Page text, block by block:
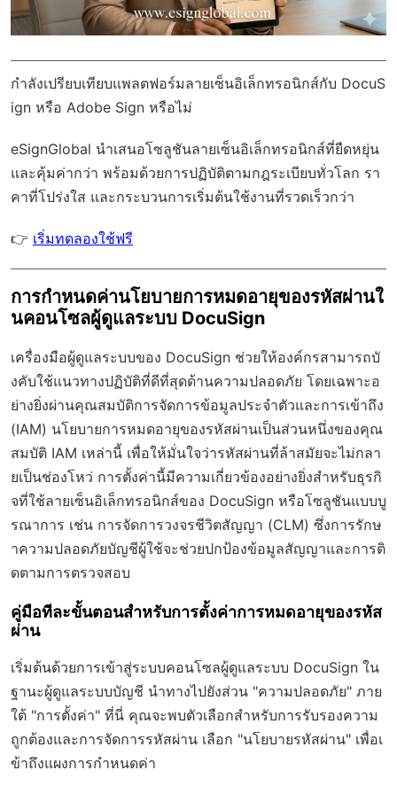
กำลังเปรียบเทียบแพลตฟอร์มลายเซ็นอิเล็กทรอนิกส์กับ DocuS
ign หรือ Adobe Sign หรือไม่
eSignGlobal นำเสนอโซลูชันลายเซ็นอิเล็กทรอนิกส์ที่ยืดหยุ่น
และคุ้มค่ากว่า พร้อมด้วยการปฏิบัติตามกฎระเบียบทั่วโลก รา
คาที่โปร่งใส และกระบวนการเริ่มต้นใช้งานที่รวดเร็วกว่า
👉 เริ่มทดลองใช้ฟรี
การกำหนดค่านโยบายการหมดอายุของรหัสผ่านใ
นคอนโซลผู้ดูแลระบบ DocuSign
เครื่องมือผู้ดูแลระบบของ DocuSign ช่วยให้องค์กรสามารถบั
งคับใช้แนวทางปฏิบัติที่ดีที่สุดด้านความปลอดภัย โดยเฉพาะอ
ย่างยิ่งผ่านคุณสมบัติการจัดการข้อมูลประจำตัวและการเข้าถึง
(IAM) นโยบายการหมดอายุของรหัสผ่านเป็นส่วนหนึ่งของคุณ
สมบัติ IAM เหล่านี้ เพื่อให้มั่นใจว่ารหัสผ่านที่ล้าสมัยจะไม่กลา
ยเป็นช่องโหว่ การตั้งค่านี้มีความเกี่ยวข้องอย่างยิ่งสำหรับธุรกิ
จที่ใช้ลายเซ็นอิเล็กทรอนิกส์ของ DocuSign หรือโซลูชันแบบบู
รณาการ เช่น การจัดการวงจรชีวิตสัญญา (CLM) ซึ่งการรักษ
าความปลอดภัยบัญชีผู้ใช้จะช่วยปกป้องข้อมูลสัญญาและการติ
ดตามการตรวจสอบ
คู่มือทีละขั้นตอนสำหรับการตั้งค่าการหมดอายุของรหัส
ผ่าน
เริ่มต้นด้วยการเข้าสู่ระบบคอนโซลผู้ดูแลระบบ DocuSign ใน
ฐานะผู้ดูแลระบบบัญชี นำทางไปยังส่วน "ความปลอดภัย" ภาย
ใต้ "การตั้งค่า" ที่นี่ คุณจะพบตัวเลือกสำหรับการรับรองความ
ถูกต้องและการจัดการรหัสผ่าน เลือก "นโยบายรหัสผ่าน" เพื่อเ
ข้าถึงแผงการกำหนดค่า